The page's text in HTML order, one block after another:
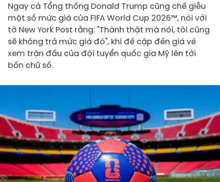
Ngay cả Tổng thống Donald Trump cũng chế giễu
một số mức giá của FIFA World Cup 2026™, nói với
tờ New York Post rằng: "Thành thật mà nói, tôi cũng
sẽ không trả mức giá đó", khi đề cập đến giá vé
xem trận đấu của đội tuyển quốc gia Mỹ lên tới
bốn chữ số.